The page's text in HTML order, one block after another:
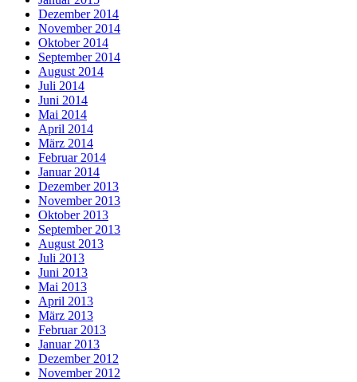
Dezember 2014
November 2014
Oktober 2014
September 2014
August 2014
Juli 2014
Juni 2014
Mai 2014
April 2014
März 2014
Februar 2014
Januar 2014
Dezember 2013
November 2013
Oktober 2013
September 2013
August 2013
Juli 2013
Juni 2013
Mai 2013
April 2013
März 2013
Februar 2013
Januar 2013
Dezember 2012
November 2012